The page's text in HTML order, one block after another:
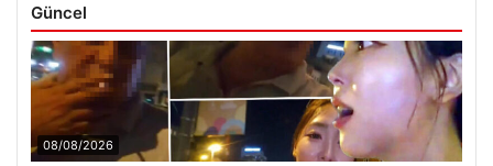
Güncel
08/08/2026